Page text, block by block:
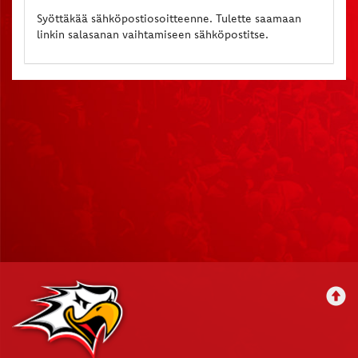
Syöttäkää sähköpostiosoitteenne. Tulette saamaan
linkin salasanan vaihtamiseen sähköpostitse.